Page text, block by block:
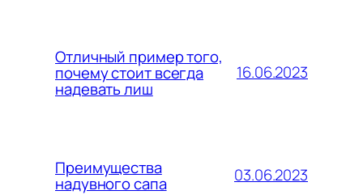
Отличный пример того,
почему стоит всегда
надевать лиш
16.06.2023
Преимущества
надувного сапа 03.06.2023